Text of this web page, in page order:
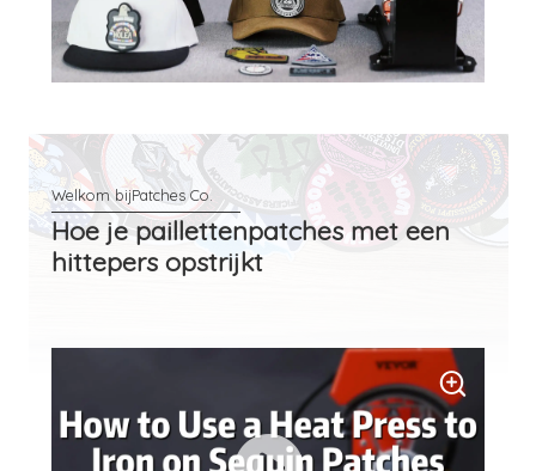
Hoe je paillettenpatches met een
hittepers opstrijkt